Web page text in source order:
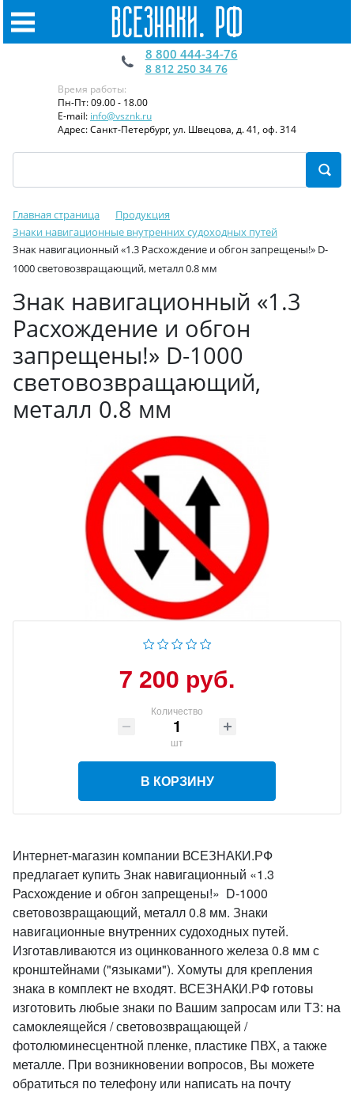
8 800 444-34-76
8 812 250 34 76
Время работы:
Пн-Пт: 09.00 - 18.00
E-mail: info@vsznk.ru
Адрес: Санкт-Петербург, ул. Швецова, д. 41, оф. 314
Главная страница
Продукция
Знаки навигационные внутренних судоходных путей
Знак навигационный «1.3 Расхождение и обгон запрещены!» D-
1000 световозвращающий, металл 0.8 мм
Знак навигационный «1.3
Расхождение и обгон
запрещены!» D-1000
световозвращающий,
металл 0.8 мм
7 200 руб.
Количество
шт
В КОРЗИНУ
Интернет-магазин компании ВСЕЗНАКИ.РФ
предлагает купить Знак навигационный «1.3
Расхождение и обгон запрещены!» D-1000
световозвращающий, металл 0.8 мм. Знаки
навигационные внутренних судоходных путей.
Изготавливаются из оцинкованного железа 0.8 мм с
кронштейнами ("языками"). Хомуты для крепления
знака в комплект не входят. ВСЕЗНАКИ.РФ готовы
изготовить любые знаки по Вашим запросам или ТЗ: на
самоклеящейся / световозвращающей /
фотолюминесцентной пленке, пластике ПВХ, а также
металле. При возникновении вопросов, Вы можете
обратиться по телефону или написать на почту